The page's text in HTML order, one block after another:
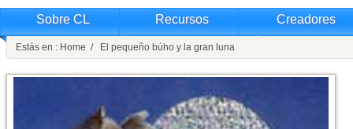
Sobre CL Recursos Creadores
Estás en : Home / El pequeño búho y la gran luna